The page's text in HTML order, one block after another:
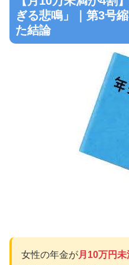
ぎる悲鳴」｜第3号
た結論
女性の年金が月10万円